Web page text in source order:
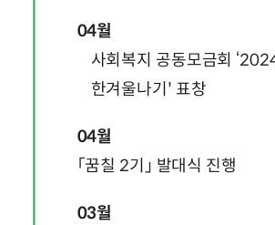
04월
사회복지 공동모금회
한겨울나기' 표창
04월
「꿈칠 2기」 발대식 진행
03월